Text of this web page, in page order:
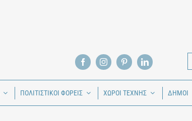
ΠΟΛΙΤΙΣΤΙΚΟΙ ΦΟΡΕΙΣ ΧΩΡΟΙ ΤΕΧΝΗΣ ΔΗΜΟΙ